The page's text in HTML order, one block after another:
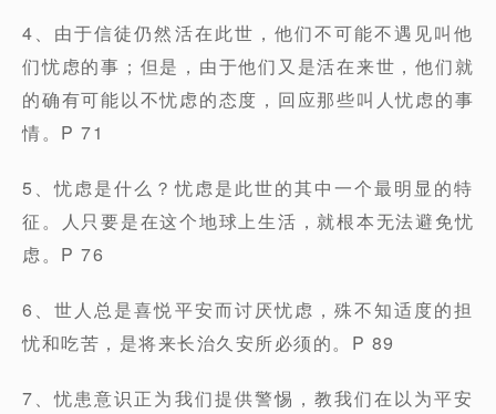
4、由于信徒仍然活在此世，他们不可能不遇见叫他
们忧虑的事；但是，由于他们又是活在来世，他们就
的确有可能以不忧虑的态度，回应那些叫人忧虑的事
情。P 71
5、忧虑是什么？忧虑是此世的其中一个最明显的特
征。人只要是在这个地球上生活，就根本无法避免忧
虑。P 76
6、世人总是喜悦平安而讨厌忧虑，殊不知适度的担
忧和吃苦，是将来长治久安所必须的。P 89
7、忧患意识正为我们提供警惕，教我们在以为平安